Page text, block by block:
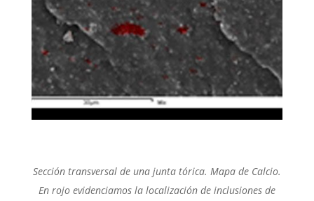
Sección transversal de una junta tórica. Mapa de Calcio.
En rojo evidenciamos la localización de inclusiones de